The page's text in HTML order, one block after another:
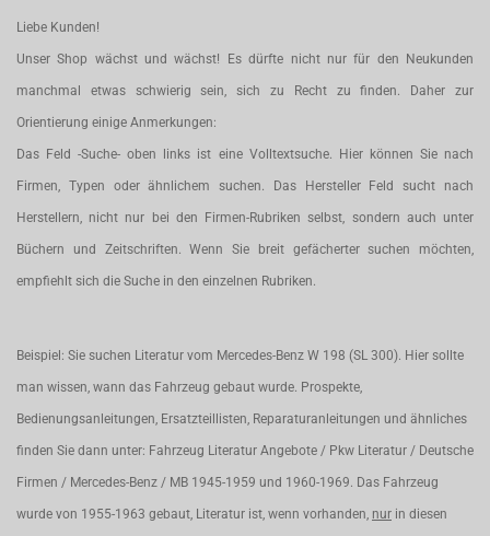
Liebe Kunden!
Unser Shop wächst und wächst! Es dürfte nicht nur für den Neukunden
manchmal etwas schwierig sein, sich zu Recht zu finden. Daher zur
Orientierung einige Anmerkungen:
Das Feld -Suche- oben links ist eine Volltextsuche. Hier können Sie nach
Firmen, Typen oder ähnlichem suchen. Das Hersteller Feld sucht nach
Herstellern, nicht nur bei den Firmen-Rubriken selbst, sondern auch unter
Büchern und Zeitschriften. Wenn Sie breit gefächerter suchen möchten,
empfiehlt sich die Suche in den einzelnen Rubriken.
Beispiel: Sie suchen Literatur vom Mercedes-Benz W 198 (SL 300). Hier sollte
man wissen, wann das Fahrzeug gebaut wurde. Prospekte,
Bedienungsanleitungen, Ersatzteillisten, Reparaturanleitungen und ähnliches
finden Sie dann unter: Fahrzeug Literatur Angebote / Pkw Literatur / Deutsche
Firmen / Mercedes-Benz / MB 1945-1959 und 1960-1969. Das Fahrzeug
wurde von 1955-1963 gebaut, Literatur ist, wenn vorhanden, nur in diesen